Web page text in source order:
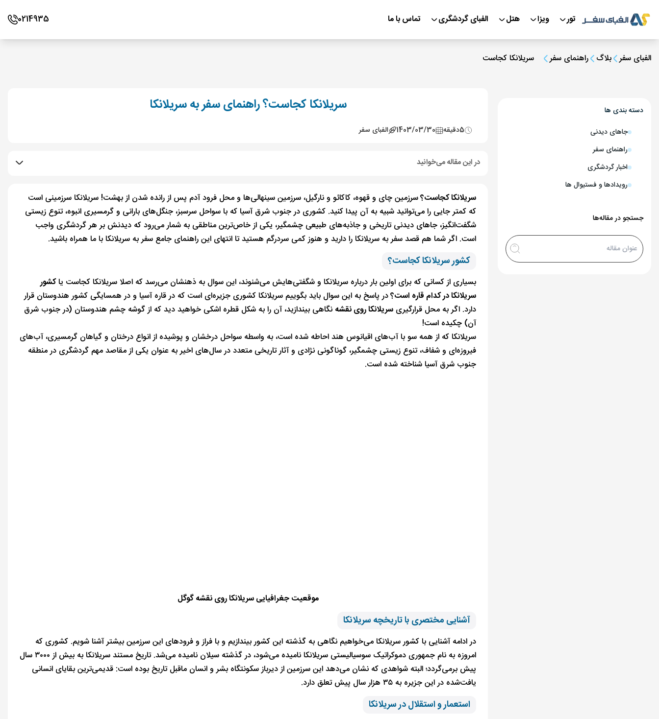
تور ویزا هتل الفبای گردشگری تماس با ما 0214935
الفبای سفر بلاگ راهنمای سفر سریلانکا کجاست
دسته بندی ها
جاهای دیدنی
راهنمای سفر
اخبار گردشگری
رویدادها و فستیوال ها
جستجو در مقاله‌ها
سریلانکا کجاست؟ راهنمای سفر به سریلانکا
5دقیقه 1403/03/30 الفبای سفر
در این مقاله می‌خوانید
سریلانکا کجاست؟سرزمین چای و قهوه، کاکائو و نارگیل، سرزمین سینهالی‌ها و محل فرود آدم پس از رانده شدن از بهشت! سریلانکا سرزمینی است
که کمتر جایی را می‌توانید شبیه به آن پیدا کنید. کشوری در جنوب شرق آسیا که با سواحل سرسبز، جنگل‌های بارانی و گرمسیری انبوه، تنوع زیستی
شگفت‌انگیز، جاهای دیدنی تاریخی و جاذبه‌های طبیعی چشمگیر، یکی از خاص‌ترین مناطقی به شمار می‌رود که دیدنش بر هر گردشگری واجب
است. اگر شما هم قصد سفر به سریلانکا را دارید و هنوز کمی سردرگم هستید تا انتهای این راهنمای جامع سفر به سریلانکا با ما همراه باشید.
کشور سریلانکا کجاست؟
بسیاری از کسانی که برای اولین بار درباره سریلانکا و شگفتی‌هایش می‌شنوند، این سوال به ذهنشان می‌رسد که اصلا سریلانکا کجاست یاکشور
سریلانکا در کدام قاره است؟در پاسخ به این سوال باید بگوییم سریلانکا کشوری جزیره‌ای است که در قاره آسیا و در همسایگی کشور هندوستان قرار
دارد. اگر به محل قرارگیری سریلانکا روی نقشه نگاهی بیندازید، آن را به شکل قطره اشکی خواهید دید که از گوشه چشم هندوستان (در جنوب شرق
آن) چکیده است!
سریلانکا که از همه سو با آب‌های اقیانوس هند احاطه شده است، به واسطه سواحل درخشان و پوشیده از انواع درختان و گیاهان گرمسیری، آب‌های
فیروزه‌ای و شفاف، تنوع زیستی چشمگیر، گوناگونی نژادی و آثار تاریخی متعدد در سال‌های اخیر به عنوان یکی از مقاصد مهم گردشگری در منطقه
جنوب شرق آسیا شناخته شده است.
موقعیت جغرافیایی سریلانکا روی نقشه گوگل
آشنایی مختصری با تاریخچه سریلانکا
در ادامه آشنایی با کشور سریلانکا می‌خواهیم نگاهی به گذشته این کشور بیندازیم و با فراز و فرودهای این سرزمین بیشتر آشنا شویم. کشوری که
امروزه به نام جمهوری دموکراتیک سوسیالیستی سریلانکا نامیده می‌شود، در گذشته سیلان نامیده می‌شد. تاریخ مستند سریلانکا به بیش از ۳۰۰۰ سال
پیش برمی‌گردد؛ البته شواهدی که نشان می‌دهد این سرزمین از دیرباز سکونتگاه بشر و انسان ماقبل تاریخ بوده است: قدیمی‌ترین بقایای انسانی
یافت‌شده در این جزیره به ۳۵ هزار سال پیش تعلق دارد.
استعمار و استقلال در سریلانکا